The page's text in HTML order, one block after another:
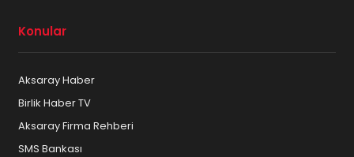
Konular
Aksaray Haber
Birlik Haber TV
Aksaray Firma Rehberi
SMS Bankası